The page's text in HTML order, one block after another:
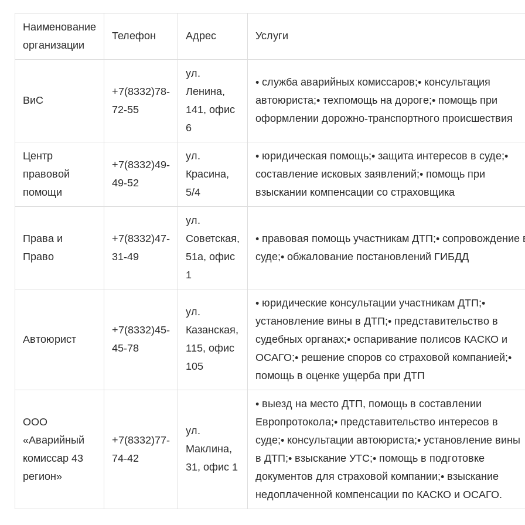
Наименование
организации
Телефон Адрес Услуги
ВиС
+7(8332)78-
72-55
ул.
Ленина,
141, офис
6
• служба аварийных комиссаров;• консультация
автоюриста;• техпомощь на дороге;• помощь при
оформлении дорожно-транспортного происшествия
Центр
правовой
помощи
+7(8332)49-
49-52
ул.
Красина,
5/4
• юридическая помощь;• защита интересов в суде;•
составление исковых заявлений;• помощь при
взыскании компенсации со страховщика
Права и
Право
+7(8332)47-
31-49
ул.
Советская,
51а, офис
1
• правовая помощь участникам ДТП;• сопровождение
суде;• обжалование постановлений ГИБДД
Автоюрист
+7(8332)45-
45-78
ул.
Казанская,
115, офис
105
• юридические консультации участникам ДТП;•
установление вины в ДТП;• представительство в
судебных органах;• оспаривание полисов КАСКО и
ОСАГО;• решение споров со страховой компанией;•
помощь в оценке ущерба при ДТП
ООО
«Аварийный
комиссар 43
регион»
+7(8332)77-
74-42
ул.
Маклина,
31, офис 1
• выезд на место ДТП, помощь в составлении
Европротокола;• представительство интересов в
суде;• консультации автоюриста;• установление вины
в ДТП;• взыскание УТС;• помощь в подготовке
документов для страховой компании;• взыскание
недоплаченной компенсации по КАСКО и ОСАГО.